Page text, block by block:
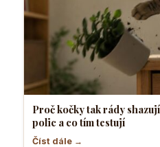
Proč kočky tak rády
polic a co tím testují
Číst dále →